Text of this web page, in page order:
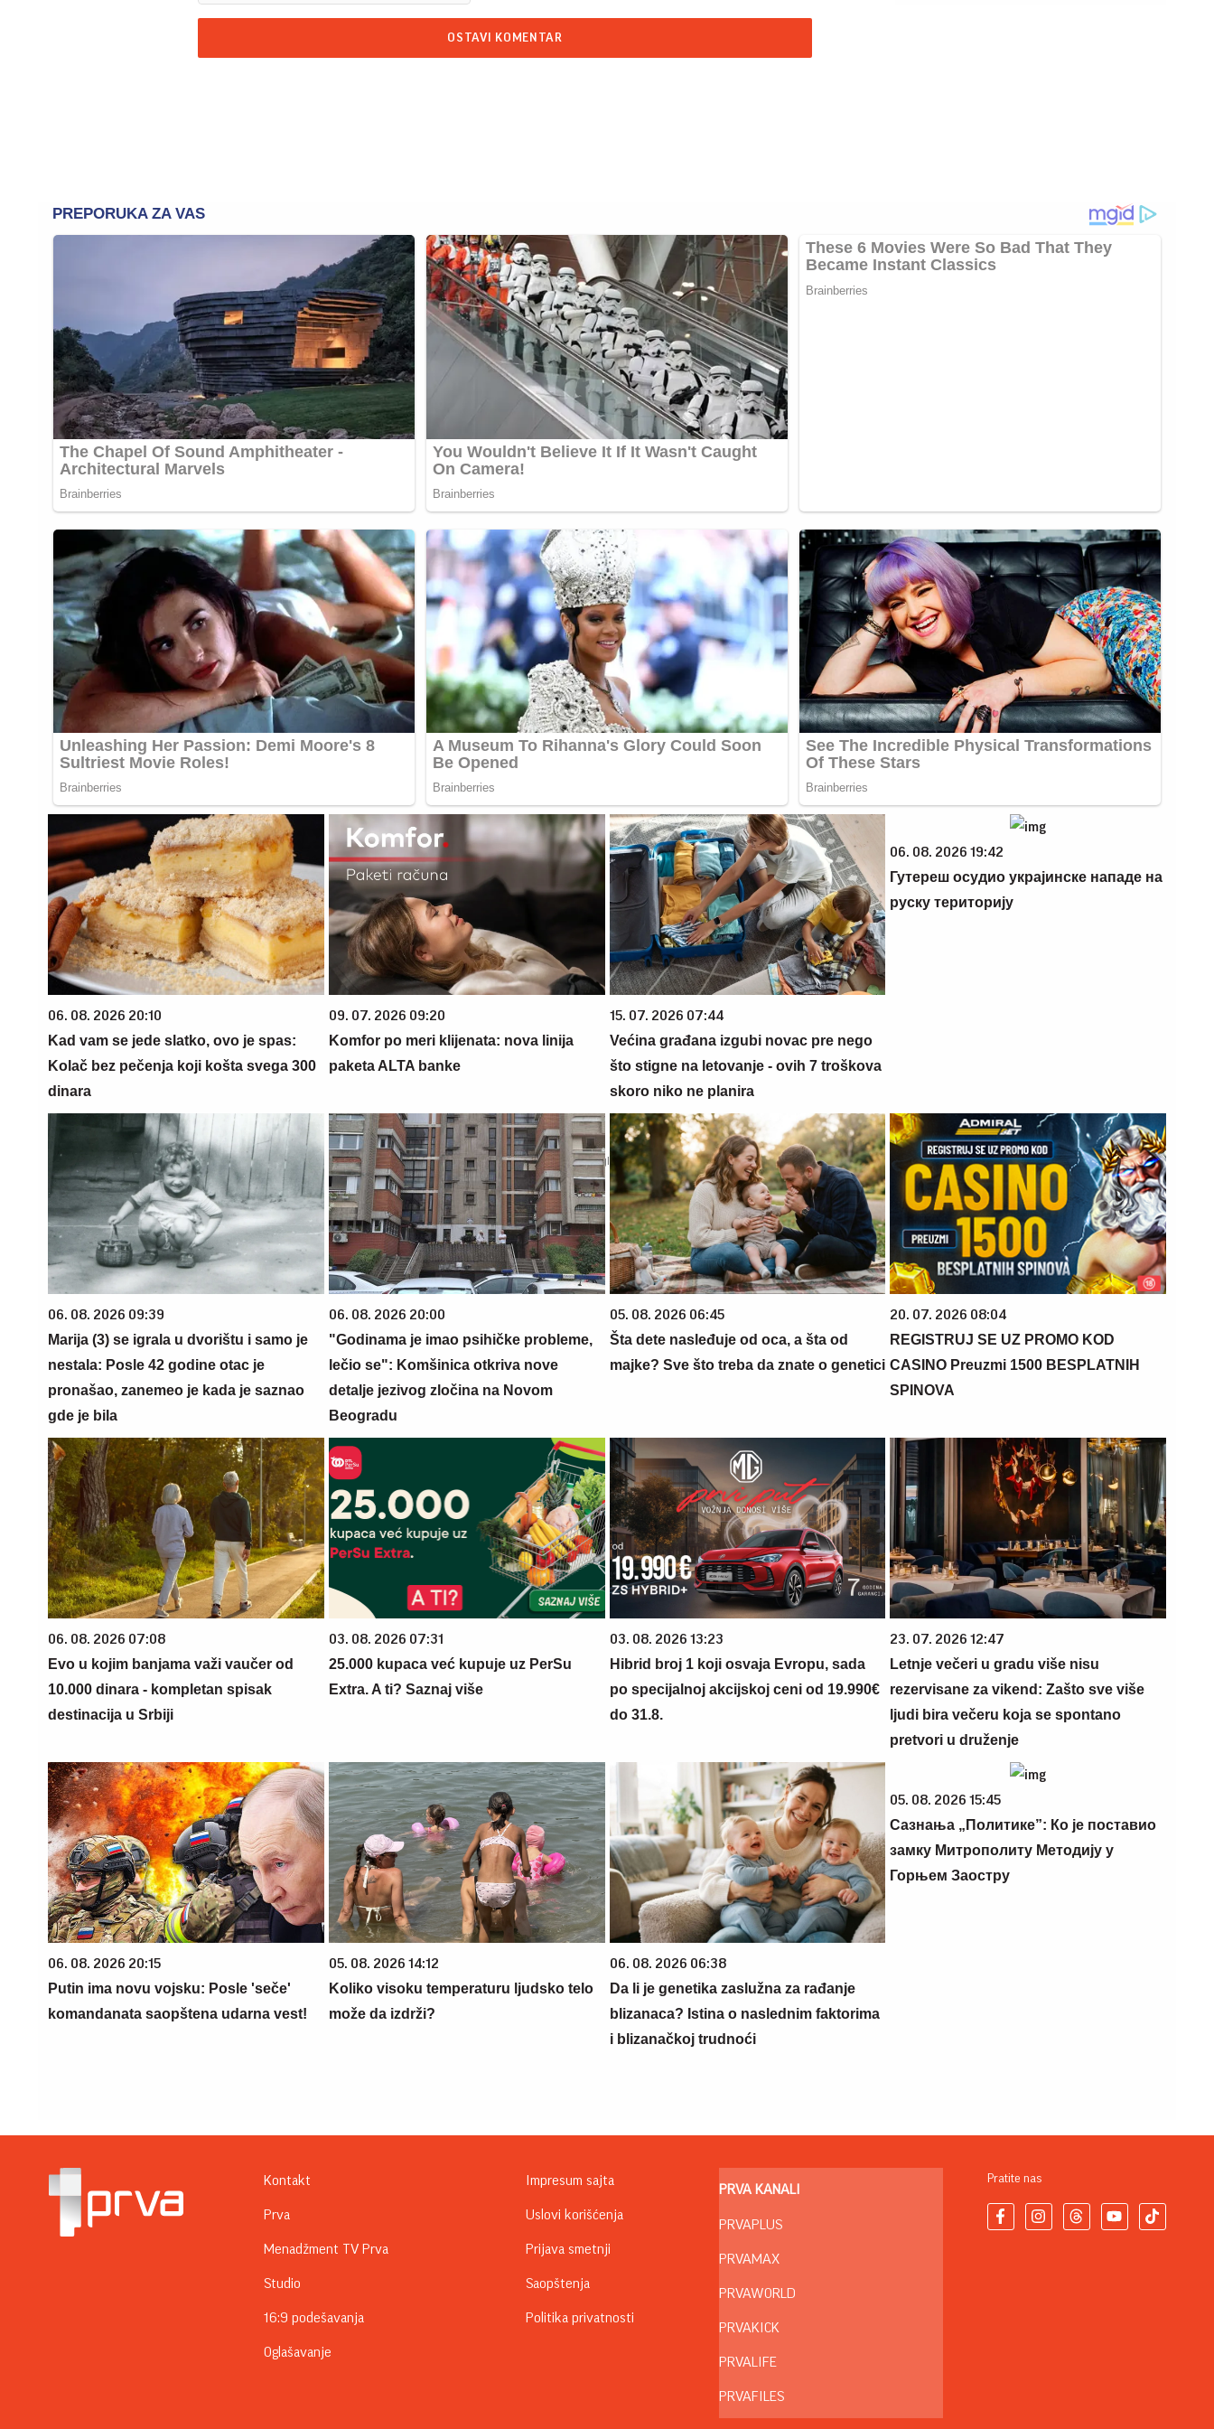
OSTAVI KOMENTAR
06. 08. 2026 20:10
Kad vam se jede slatko, ovo je spas:
Kolač bez pečenja koji košta svega 300
dinara
09. 07. 2026 09:20
Komfor po meri klijenata: nova linija
paketa ALTA banke
15. 07. 2026 07:44
Većina građana izgubi novac pre nego
što stigne na letovanje - ovih 7 troškova
skoro niko ne planira
06. 08. 2026 19:42
Гутереш осудио украјинске нападе на
руску територију
06. 08. 2026 09:39
Marija (3) se igrala u dvorištu i samo je
nestala: Posle 42 godine otac je
pronašao, zanemeo je kada je saznao
gde je bila
06. 08. 2026 20:00
"Godinama je imao psihičke probleme,
lečio se": Komšinica otkriva nove
detalje jezivog zločina na Novom
Beogradu
05. 08. 2026 06:45
Šta dete nasleđuje od oca, a šta od
majke? Sve što treba da znate o genetici
20. 07. 2026 08:04
REGISTRUJ SE UZ PROMO KOD
CASINO Preuzmi 1500 BESPLATNIH
SPINOVA
06. 08. 2026 07:08
Evo u kojim banjama važi vaučer od
10.000 dinara - kompletan spisak
destinacija u Srbiji
03. 08. 2026 07:31
25.000 kupaca već kupuje uz PerSu
Extra. A ti? Saznaj više
03. 08. 2026 13:23
Hibrid broj 1 koji osvaja Evropu, sada
po specijalnoj akcijskoj ceni od 19.990€
do 31.8.
23. 07. 2026 12:47
Letnje večeri u gradu više nisu
rezervisane za vikend: Zašto sve više
ljudi bira večeru koja se spontano
pretvori u druženje
06. 08. 2026 20:15
Putin ima novu vojsku: Posle 'seče'
komandanata saopštena udarna vest!
05. 08. 2026 14:12
Koliko visoku temperaturu ljudsko telo
može da izdrži?
06. 08. 2026 06:38
Da li je genetika zaslužna za rađanje
blizanaca? Istina o naslednim faktorima
i blizanačkoj trudnoći
05. 08. 2026 15:45
Сазнања „Политике”: Ко је поставио
замку Митрополиту Методију у
Горњем Заостру
Kontakt
Prva
Menadžment TV Prva
Studio
16:9 podešavanja
Oglašavanje
Impresum sajta
Uslovi korišćenja
Prijava smetnji
Saopštenja
Politika privatnosti
PRVA KANALI
PRVAPLUS
PRVAMAX
PRVAWORLD
PRVAKICK
PRVALIFE
PRVAFILES
Pratite nas